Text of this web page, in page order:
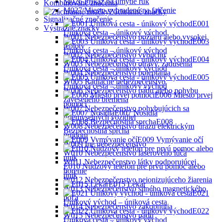
M027 Miesto vyhradené na fajčenie
Signalizačné značenie
Výstražné značky
W001 Nebezpečenstvo požiaru alebo vysokej
teploty
W002 Nebezpečenstvo výbuchu
W003 Nebezpečenstvo otravy, zadusenia
W004 Nebezpečenstvo poleptania
W005 Radiačné nebezpečenstvo
W006 Nebezpečenstvo pádu alebo pohybu
zaveseného bremena
W007 Nebezpečenstvo pohybujúcich sa
priemyselných vozidiel
W008 Nebezpečenstvo úrazu elektrickým
prúdom
W009 Iné nebezpečenstvo
W010 Nebezpečenstvo laserového lúča
W011 Nebezpečenstvo látky podporujúcej
horenie
W012 Nebezpečenstvo neionizujúceho žiarenia
W013 Nebezpečenstvo silného magnetického
poľa
W014 Nebezpečenstvo zakopnutia
W015 Nebezpečenstvo pádu
Kombinované značenia
Záchranné značky
E001
Úniková cesta – únikový východ
E003
Úniková cesta – únikový východ
E004
Úniková cesta – únikový východ
E005
Ůniková cesta – únikový východ
E006 Miesto prvej
pomoci
E007 Nosidlá
E008
Bezpečnostná sprcha
E009 Vymývanie očí
E010 Núdzový telefón pre prvú pomoc alebo
únik
E015 Lekár
E021
Únikový východ – úniková cesta
E022
Úniková cesta – únikový východ